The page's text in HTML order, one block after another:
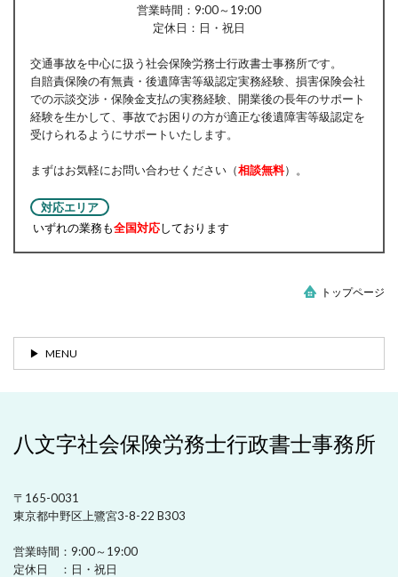
営業時間：9:00～19:00
定休日：日・祝日
交通事故を中心に扱う社会保険労務士行政書士事務所です。
自賠責保険の有無責・後遺障害等級認定実務経験、損害保険会社
での示談交渉・保険金支払の実務経験、開業後の長年のサポート
経験を生かして、事故でお困りの方が適正な後遺障害等級認定を
受けられるようにサポートいたします。
まずはお気軽にお問い合わせください（相談無料）。
対応エリア
いずれの業務も全国対応しております
トップページ
MENU
八文字社会保険労務士行政書士事務所
〒165-0031
東京都中野区上鷺宮3-8-22 B303
営業時間： 9:00～19:00
定休日 ： 日・祝日